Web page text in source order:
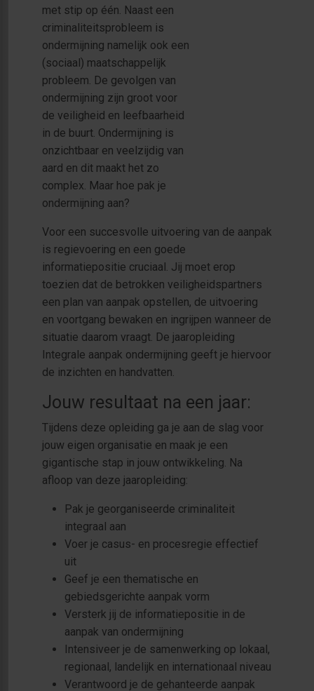
met stip op één. Naast een
criminaliteitsprobleem is
ondermijning namelijk ook een
(sociaal) maatschappelijk
probleem. De gevolgen van
ondermijning zijn groot voor
de veiligheid en leefbaarheid
in de buurt. Ondermijning is
onzichtbaar en veelzijdig van
aard en dit maakt het zo
complex. Maar hoe pak je
ondermijning aan?
Voor een succesvolle uitvoering van de aanpak
is regievoering en een goede
informatiepositie cruciaal. Jij moet erop
toezien dat de betrokken veiligheidspartners
een plan van aanpak opstellen, de uitvoering
en voortgang bewaken en ingrijpen wanneer de
situatie daarom vraagt. De jaaropleiding
Integrale aanpak ondermijning geeft je hiervoor
de inzichten en handvatten.
Jouw resultaat na een jaar:
Tijdens deze opleiding ga je aan de slag voor
jouw eigen organisatie en maak je een
gigantische stap in jouw ontwikkeling. Na
afloop van deze jaaropleiding:
Pak je georganiseerde criminaliteit
integraal aan
Voer je casus- en procesregie effectief
uit
Geef je een thematische en
gebiedsgerichte aanpak vorm
Versterk jij de informatiepositie in de
aanpak van ondermijning
Intensiveer je de samenwerking op lokaal,
regionaal, landelijk en internationaal niveau
Verantwoord je de gehanteerde aanpak